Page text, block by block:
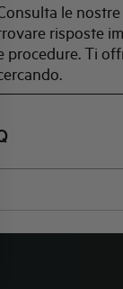
le
risposte
procedure. Ti